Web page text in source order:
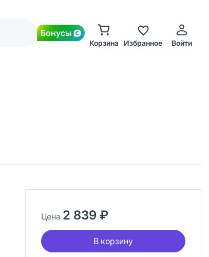
Бонусы
Корзина Избранное Войти
Цена 2 839 ₽
В корзину